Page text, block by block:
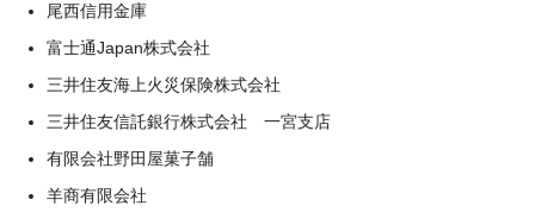
尾西信用金庫
富士通Japan株式会社
三井住友海上火災保険株式会社
三井住友信託銀行株式会社 一宮支店
有限会社野田屋菓子舗
羊商有限会社